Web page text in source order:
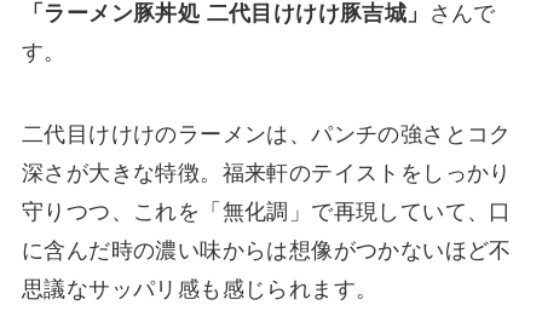
「ラーメン豚丼処 二代目けけけ豚吉城」
さんで
す。
二代目けけけのラーメンは、パンチの強さとコク
深さが大きな特徴。福来軒のテイストをしっかり
守りつつ、これを「無化調」で再現していて、口
に含んだ時の濃い味からは想像がつかないほど不
思議なサッパリ感も感じられます。